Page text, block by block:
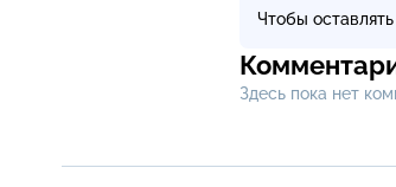
Чтобы
Здесь пока нет